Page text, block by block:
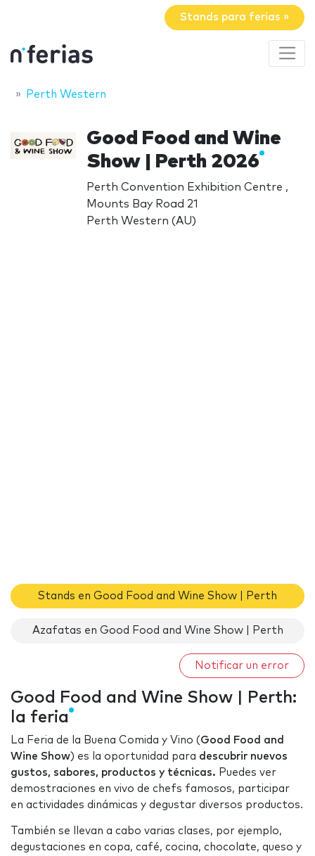
Stands para ferias »
Perth Western
Good Food and Wine
Show | Perth 2026
Perth Convention Exhibition Centre ,
Mounts Bay Road 21
Perth Western (AU)
Stands en Good Food and Wine Show | Perth
Azafatas en Good Food and Wine Show | Perth
Notificar un error
Good Food and Wine Show | Perth:
la feria
La Feria de la Buena Comida y Vino ( Good Food and
Wine Show) es la oportunidad para descubrir nuevos
gustos, sabores, productos y técnicas. Puedes ver
demostraciones en vivo de chefs famosos, participar
en actividades dinámicas y degustar diversos productos.
También se llevan a cabo varias clases, por ejemplo,
degustaciones en copa, café, cocina, chocolate, queso y